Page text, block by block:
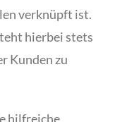
verknüpft ist.
hierbei stets
Kunden zu
hilfreiche